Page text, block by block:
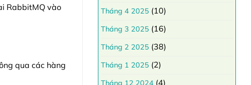
RabbitMQ vào
qua các hàng
Tháng 4 2025 (10)
Tháng 3 2025 (16)
Tháng 2 2025 (38)
Tháng 1 2025 (2)
Tháng 12 2024 (4)